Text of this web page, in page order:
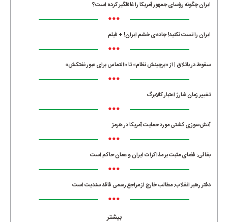
ایران چگونه رؤسای جمهور آمریکا را غافلگیر کرده است؟
•••
ایران را تست نکنید! جاده‌ی خشم ایران! + فیلم
•••
سقوط در باتلاق | از «برچینش نظام» تا «التماس برای عبور نفتکش»
•••
تغییر زمان شارژ اعتبار کالابرگ
•••
آتش‌سوزی کشتی مورد حمایت آمریکا در هرمز
•••
بقائی: فضای مثبت بر مذاکرات ایران و عمان حاکم است
•••
دفتر رهبر انقلاب: مطالب خارج از مراجع رسمی فاقد سندیت است
•••
بیشتر